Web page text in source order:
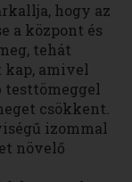
hogy az
a központ és
tehát
kap, amivel
testtömeggel
csökkent.
izommal
növelő